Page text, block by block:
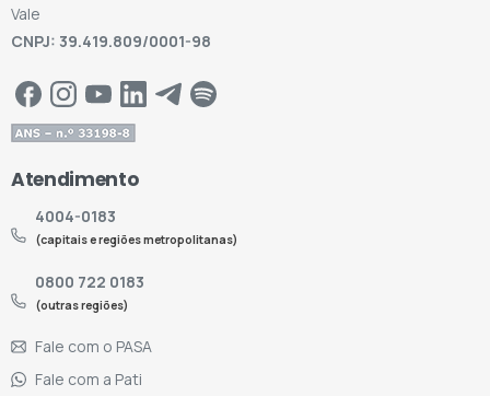
Vale
CNPJ: 39.419.809/0001-98
Atendimento
4004-0183
(capitais e regiões metropolitanas)
0800 722 0183
(outras regiões)
Fale com o PASA
Fale com a Pati